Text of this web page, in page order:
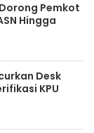
Pemkot
Hingga
Desk
KPU